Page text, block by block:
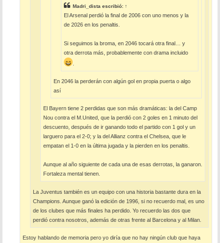
Madri_dista escribió: ↑
El Arsenal perdió la final de 2006 con uno menos y la
de 2026 en los penaltis.
Si seguimos la broma, en 2046 tocará otra final… y
otra derrota más, probablemente con drama incluido
En 2046 la perderán con algún gol en propia puerta o algo
así
El Bayern tiene 2 perdidas que son más dramáticas: la del Camp
Nou contra el M.United, que la perdió con 2 goles en 1 minuto del
descuento, después de ir ganando todo el partido con 1 gol y un
larguero para el 2-0; y la del Allianz contra el Chelsea, que le
empatan el 1-0 en la última jugada y la pierden en los penaltis.
Aunque al año siguiente de cada una de esas derrotas, la ganaron.
Fortaleza mental tienen.
La Juventus también es un equipo con una historia bastante dura en la
Champions. Aunque ganó la edición de 1996, si no recuerdo mal, es uno
de los clubes que más finales ha perdido. Yo recuerdo las dos que
perdió contra nosotros, además de otras frente al Barcelona y al Milan.
Estoy hablando de memoria pero yo diría que no hay ningún club que haya